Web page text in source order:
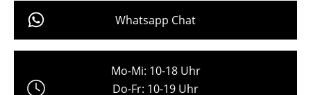
Hannover
Kempten
Whatsapp Chat
Mo-Mi: 10-18 Uhr
Do-Fr: 10-19 Uhr